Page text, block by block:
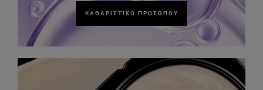
ΚΑΘΑΡΙΣΤΙΚΌ ΠΡΟΣΏΠΟΥ